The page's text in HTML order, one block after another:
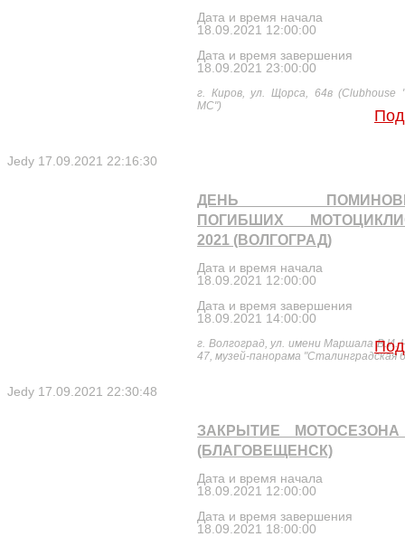
Дата и время начала
18.09.2021 12:00:00
Дата и время завершения
18.09.2021 23:00:00
г. Киров, ул. Щорса, 64в (Clubhouse
МС")
Jedy 17.09.2021 22:16:30
ДЕНЬ
ПОГИБШИХ
2021 (ВОЛГОГРАД)
Дата и время начала
18.09.2021 12:00:00
Дата и время завершения
18.09.2021 14:00:00
г. Волгоград, ул. имени Маршала В.И.
47, музей-панорама "Сталинградская
Jedy 17.09.2021 22:30:48
ЗАКРЫТИЕ МОТОСЕЗОНА
(БЛАГОВЕЩЕНСК)
Дата и время начала
18.09.2021 12:00:00
Дата и время завершения
18.09.2021 18:00:00